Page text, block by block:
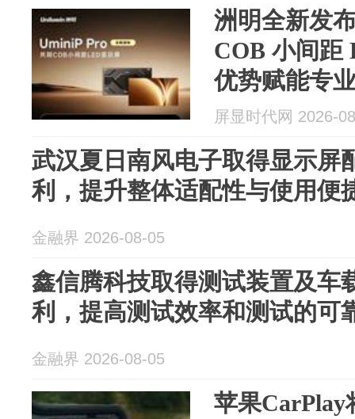
洲明全新发
COB 小间距
优势赋能专
屏显时代网 2026-
武汉夏日南风电子取得显示屏
利，提升整体适配性与使用便
金融界 2026-08-05
鑫信腾科技取得测试装置及车
利，提高测试效率和测试的可
金融界 2026-08-05
苹果CarPlay